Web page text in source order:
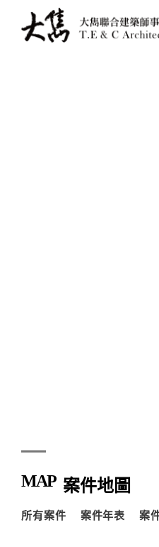
MAP 案件地圖
所有案件 案件年表 案